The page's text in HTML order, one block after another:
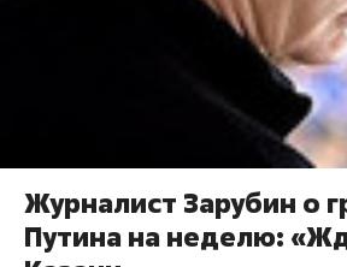
Журналист Зарубин о
Путина на неделю: